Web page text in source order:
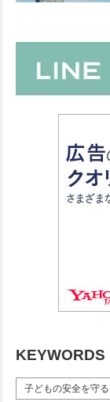
KEYWORDS
子どもの安全を守る